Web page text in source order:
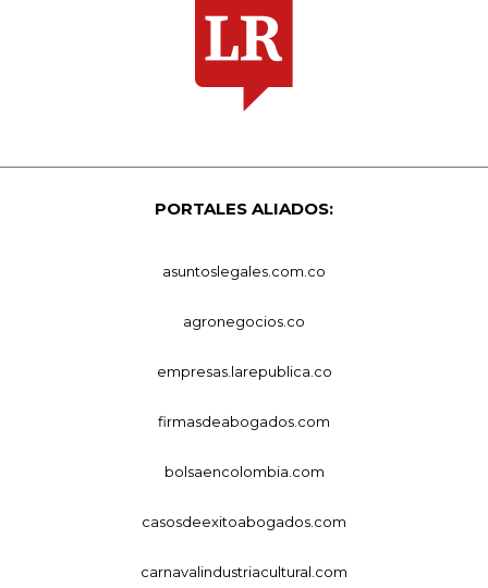
PORTALES ALIADOS:
asuntoslegales.com.co
agronegocios.co
empresas.larepublica.co
firmasdeabogados.com
bolsaencolombia.com
casosdeexitoabogados.com
carnavalindustriacultural.com